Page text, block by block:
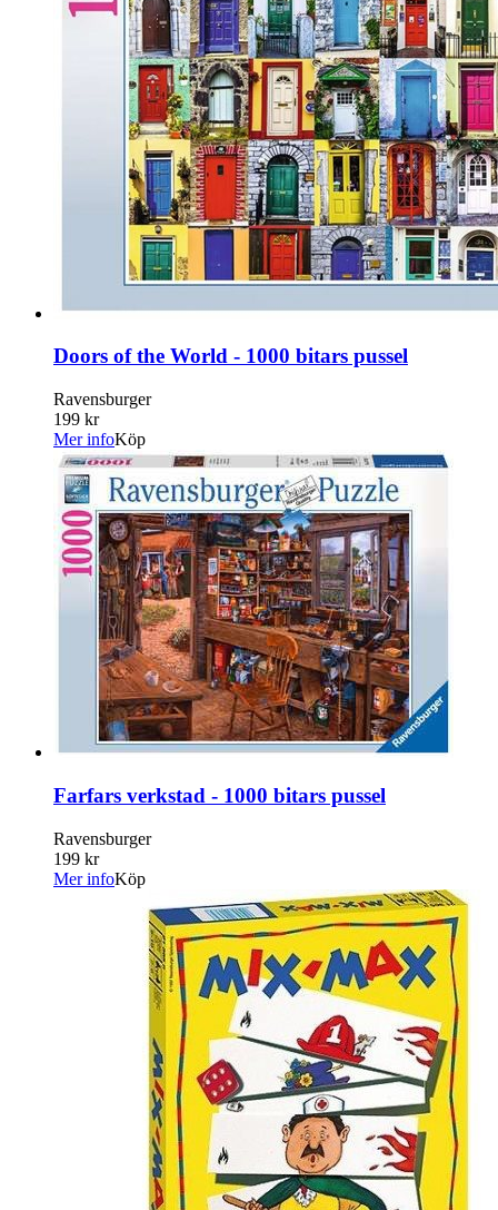
Doors of the World - 1000 bitars pussel
Ravensburger
199 kr
Mer infoKöp
Farfars verkstad - 1000 bitars pussel
Ravensburger
199 kr
Mer infoKöp